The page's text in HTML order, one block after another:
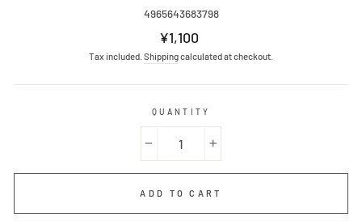
4965643683798
Regular
price
¥1,100
Tax included. Shippingcalculated at checkout.
QUANTITY
ADD TO CART